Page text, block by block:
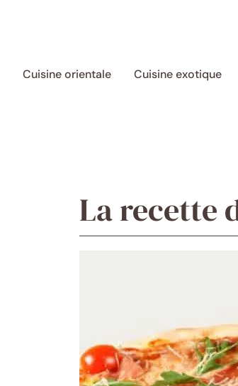
Cuisine orientale Cuisine exotique
La recette